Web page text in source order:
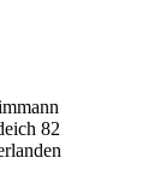
82